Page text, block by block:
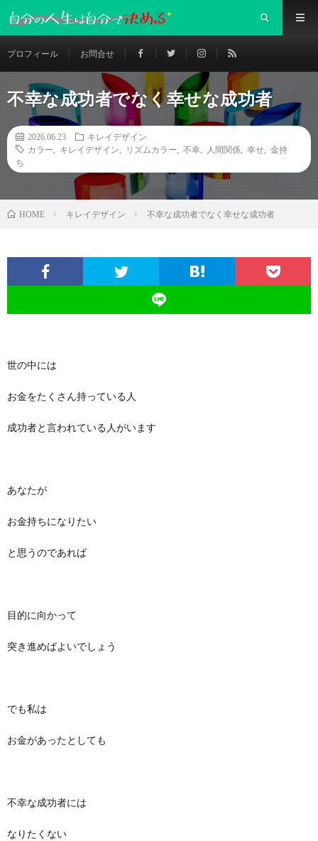
プロフィール お問合せ
不幸な成功者でなく幸せな成功者
2026.06.23
キレイデザイン
カラー
キレイデザイン リズムカラー 不幸 人間関係 幸せ
金持
ち
HOME キレイデザイン 不幸な成功者でなく幸せな成功者
世の中には
お金をたくさん持っている人
成功者と言われている人がいます
あなたが
お金持ちになりたい
と思うのであれば
目的に向かって
突き進めばよいでしょう
でも私は
お金があったとしても
不幸な成功者には
なりたくない